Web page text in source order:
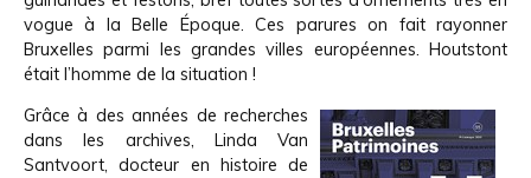
vogue à la Belle Époque. Ces parures on fait rayonner
Bruxelles parmi les grandes villes européennes. Houtstont
était l’homme de la situation !
Grâce à des années de recherches
dans les archives, Linda Van
Santvoort, docteur en histoire de